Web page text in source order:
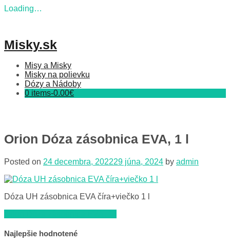
Loading…
Misky.sk
Misy a Misky
Misky na polievku
Dózy a Nádoby
0 items-0.00€
Orion Dóza zásobnica EVA, 1 l
Posted on 24 decembra, 202229 júna, 2024 by admin
Dóza UH zásobnica EVA číra+viečko 1 l
Navigácia
v
Najlepšie hodnotené